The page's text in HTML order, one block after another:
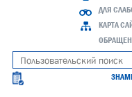
ДЛЯ
КАРТА